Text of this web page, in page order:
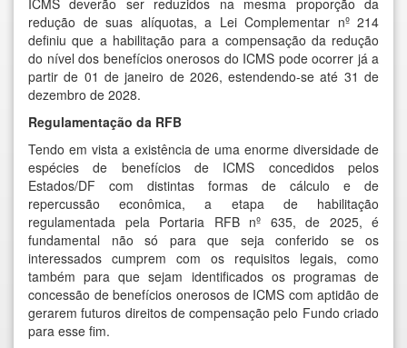
ICMS deverão ser reduzidos na mesma proporção da
redução de suas alíquotas, a Lei Complementar nº 214
definiu que a habilitação para a compensação da redução
do nível dos benefícios onerosos do ICMS pode ocorrer já a
partir de 01 de janeiro de 2026, estendendo-se até 31 de
dezembro de 2028.
Regulamentação da RFB
Tendo em vista a existência de uma enorme diversidade de
espécies de benefícios de ICMS concedidos pelos
Estados/DF com distintas formas de cálculo e de
repercussão econômica, a etapa de habilitação
regulamentada pela Portaria RFB nº 635, de 2025, é
fundamental não só para que seja conferido se os
interessados cumprem com os requisitos legais, como
também para que sejam identificados os programas de
concessão de benefícios onerosos de ICMS com aptidão de
gerarem futuros direitos de compensação pelo Fundo criado
para esse fim.